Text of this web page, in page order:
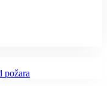
požara